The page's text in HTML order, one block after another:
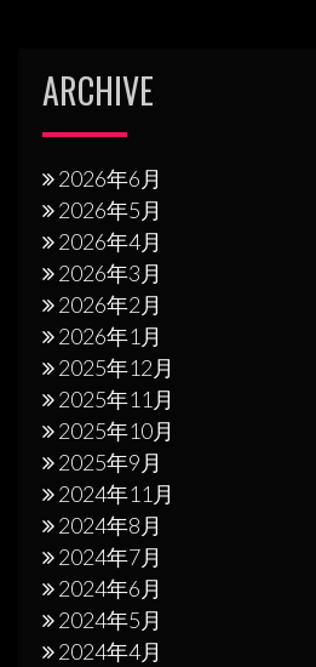
ARCHIVE
2026年6月
2026年5月
2026年4月
2026年3月
2026年2月
2026年1月
2025年12月
2025年11月
2025年10月
2025年9月
2024年11月
2024年8月
2024年7月
2024年6月
2024年5月
2024年4月